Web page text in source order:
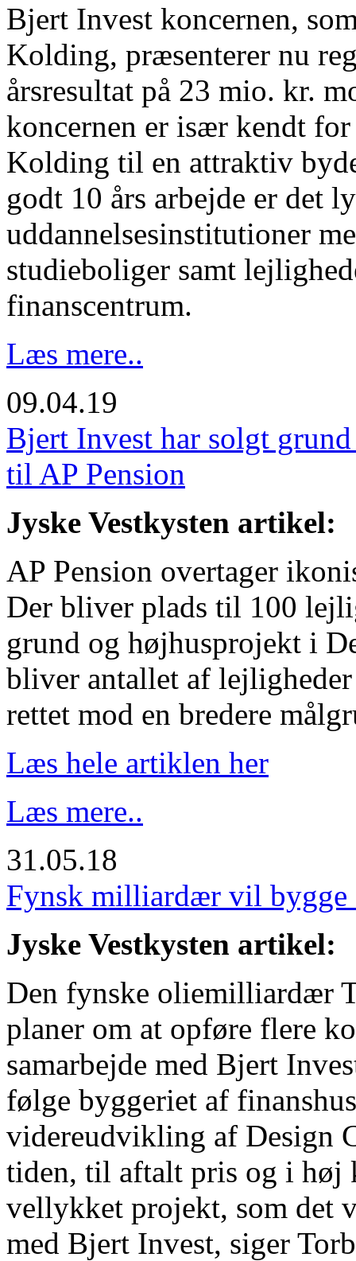
Bjert Invest koncernen,
Kolding, præsenterer nu
årsresultat på 23 mio. kr.
koncernen er især kendt
Kolding til en attraktiv
godt 10 års arbejde er det
uddannelsesinstitutioner
studieboliger samt
finanscentrum.
Læs mere..
09.04.19
Bjert Invest har solgt
til AP Pension
Jyske Vestkysten artikel:
AP Pension overtager
Der bliver plads til 100
grund og højhusprojekt i
bliver antallet af
rettet mod en bredere
Læs hele artiklen her
Læs mere..
31.05.18
Fynsk milliardær vil
Jyske Vestkysten artikel:
Den fynske oliemilliardær
planer om at opføre flere
samarbejde med Bjert
følge byggeriet af
videreudvikling af Design
tiden, til aftalt pris og i høj
vellykket projekt, som det
med Bjert Invest, siger